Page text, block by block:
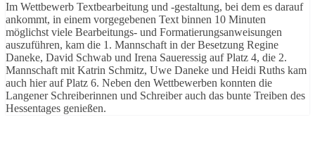
Im Wettbewerb Textbearbeitung und -gestaltung, bei dem es darauf
ankommt, in einem vorgegebenen Text binnen 10 Minuten
möglichst viele Bearbeitungs- und Formatierungsanweisungen
auszuführen, kam die 1. Mannschaft in der Besetzung Regine
Daneke, David Schwab und Irena Saueressig auf Platz 4, die 2.
Mannschaft mit Katrin Schmitz, Uwe Daneke und Heidi Ruths kam
auch hier auf Platz 6. Neben den Wettbewerben konnten die
Langener Schreiberinnen und Schreiber auch das bunte Treiben des
Hessentages genießen.